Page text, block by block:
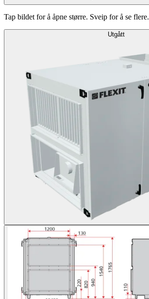
Tap bildet for å åpne større. Sveip for å se flere.
Utgått